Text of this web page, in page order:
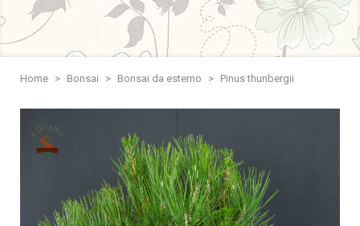
Home Bonsai Bonsai da esterno Pinus thunbergii